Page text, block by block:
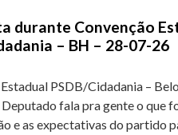
durante Convenção
– BH – 28-07-26
PSDB/Cidadania –
fala pra gente o que
e as expectativas do partido